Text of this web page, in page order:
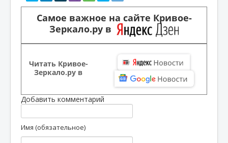
Самое важное на сайте Кривое-
Зеркало.ру в
Читать Кривое-
Зеркало.ру в
Добавить комментарий
Имя (обязательное)